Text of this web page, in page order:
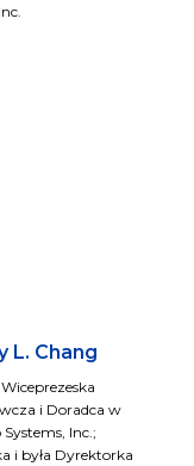
L. Chang
Wiceprezeska
i Doradca w
Systems, Inc.;
i była Dyrektorka